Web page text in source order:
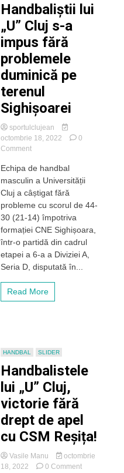
Handbaliștii lui
„U” Cluj s-a
impus fără
problemele
duminică pe
terenul
Sighișoarei
sportulclujean
octombrie 18, 2022
0
Commenton
lui
„U”
Cluj
impus
fără
problemele
duminică
pe
Sighișoarei
Echipa de handbal
masculin a Universității
Cluj a câștigat fără
probleme cu scorul de 44-
30 (21-14) împotriva
formației CNE Sighișoara,
într-o partidă din cadrul
etapei a 6-a a Diviziei A,
Seria D, disputată în...
Read More
HANDBAL SLIDER
Handbalistele
lui „U” Cluj,
victorie fără
drept de apel
cu CSM Reșița!
Vasile Manu
octombrie
18, 2022
0 Commenton